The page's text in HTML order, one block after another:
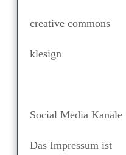
creative commons
klesign
Social Media Kanäle
Das Impressum ist